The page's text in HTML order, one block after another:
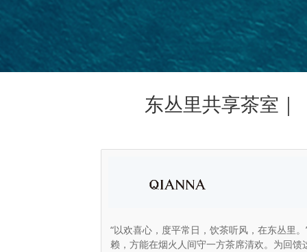
东丛里共享茶室｜
“以欢喜心，度平常日，饮茶听风，在东丛里
赖，方能在烟火人间守一方茶席清欢。为回